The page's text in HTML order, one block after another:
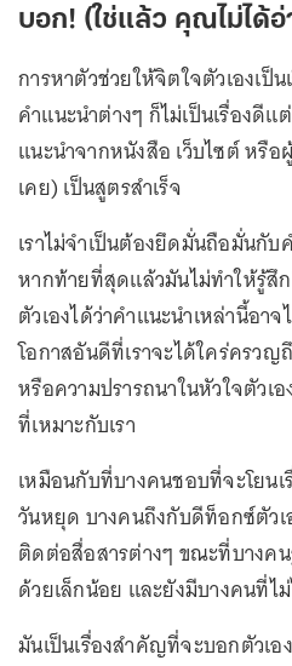
บอก! (ใช่แล้ว คุณไม่ได้
การหาตัวช่วยให้จิตใจตัวเองเป็
คำแนะนำต่างๆ ก็ไม่เป็นเรื่องดี
แนะนำจากหนังสือ เว็บไซต์ หรื
เคย) เป็นสูตรสำเร็จ
เราไม่จำเป็นต้องยึดมั่นถือมั่นกั
หากท้ายที่สุดแล้วมันไม่ทำให้รู้สึ
ตัวเองได้ว่าคำแนะนำเหล่านี้อา
โอกาสอันดีที่เราจะได้ใคร่ครวญ
หรือความปรารถนาในหัวใจตัวเ
ที่เหมาะกับเรา
เหมือนกับที่บางคนชอบที่จะโยนเ
วันหยุด บางคนถึงกับดีท็อกซ์ตัวเ
ติดต่อสื่อสารต่างๆ ขณะที่บางค
ด้วยเล็กน้อย และยังมีบางคนที่
มันเป็นเรื่องสำคัญที่จะบอกตัวเอ